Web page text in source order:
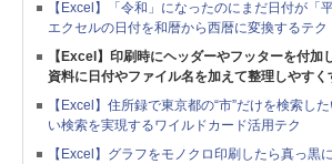
【Excel】「令和」になったのにまだ日付が「
エクセルの日付を和暦から西暦に変換するテク
【Excel】印刷時にヘッダーやフッターを付加
資料に日付やファイル名を加えて整理しやすく
【Excel】住所録で東京都の“市”だけを検索し
い検索を実現するワイルドカード活用テク
【Excel】グラフをモノクロ印刷したら真っ黒